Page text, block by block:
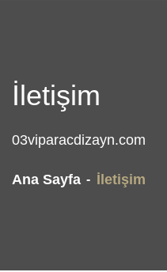
İletişim
03viparacdizayn.com
Ana Sayfa İletişim